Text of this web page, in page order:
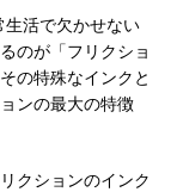
活で欠かせない
のが「フリクショ
の特殊なインクと
ンの最大の特徴
クションのインク